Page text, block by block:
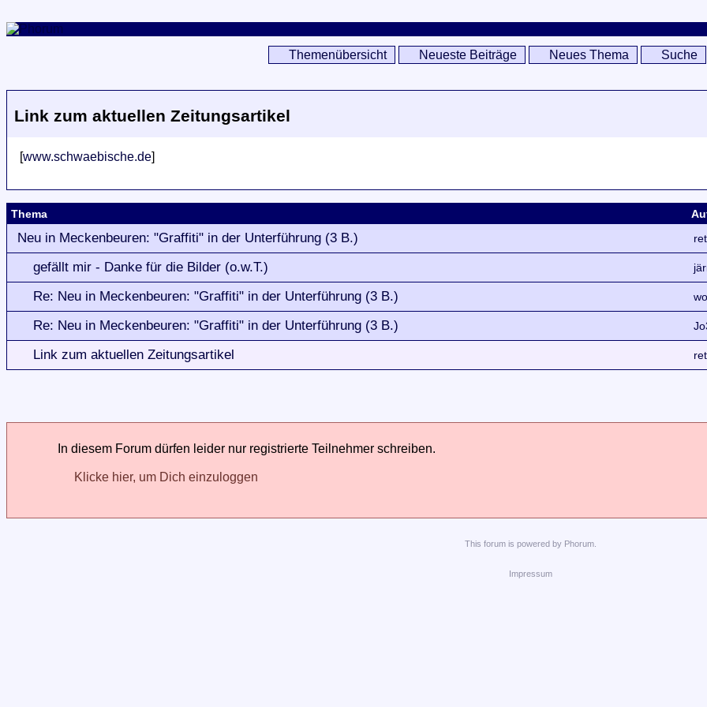
Themenübersicht Neueste Beiträge Neues Thema Suche
Link zum aktuellen Zeitungsartikel
[www.schwaebische.de]
Thema
Neu in Meckenbeuren: "Graffiti" in der Unterführung (3 B.)
gefällt mir - Danke für die Bilder (o.w.T.)
Re: Neu in Meckenbeuren: "Graffiti" in der Unterführung (3 B.)
Re: Neu in Meckenbeuren: "Graffiti" in der Unterführung (3 B.)
Link zum aktuellen Zeitungsartikel
In diesem Forum dürfen leider nur registrierte Teilnehmer schreiben.
Klicke hier, um Dich einzuloggen
This forumis powered by Phorum.
Impressum